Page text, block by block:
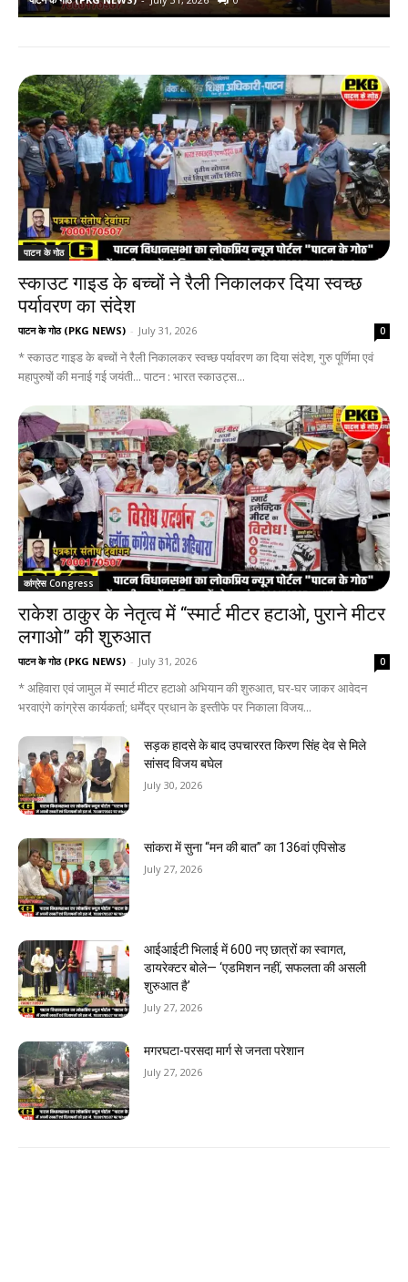
पाटन के गोठ
स्काउट गाइड के बच्चों ने रैली निकालकर दिया स्वच्छ
पर्यावरण का संदेश
पाटन के गोठ (PKG NEWS) - July 31, 2026 0
* स्काउट गाइड के बच्चों ने रैली निकालकर स्वच्छ पर्यावरण का दिया संदेश, गुरु पूर्णिमा एवं
महापुरुषों की मनाई गई जयंती... पाटन : भारत स्काउट्स...
कांग्रेस Congress
राकेश ठाकुर के नेतृत्व में “स्मार्ट मीटर हटाओ, पुराने मीटर
लगाओ” की शुरुआत
पाटन के गोठ (PKG NEWS) - July 31, 2026 0
* अहिवारा एवं जामुल में स्मार्ट मीटर हटाओ अभियान की शुरुआत, घर-घर जाकर आवेदन
भरवाएंगे कांग्रेस कार्यकर्ता; धर्मेंद्र प्रधान के इस्तीफे पर निकाला विजय...
सड़क हादसे के बाद उपचाररत किरण सिंह देव से मिले
सांसद विजय बघेल
July 30, 2026
सांकरा में सुना “मन की बात” का 136वां एपिसोड
July 27, 2026
आईआईटी भिलाई में 600 नए छात्रों का स्वागत,
डायरेक्टर बोले— ‘एडमिशन नहीं, सफलता की असली
शुरुआत है’
July 27, 2026
मगरघटा-परसदा मार्ग से जनता परेशान
July 27, 2026